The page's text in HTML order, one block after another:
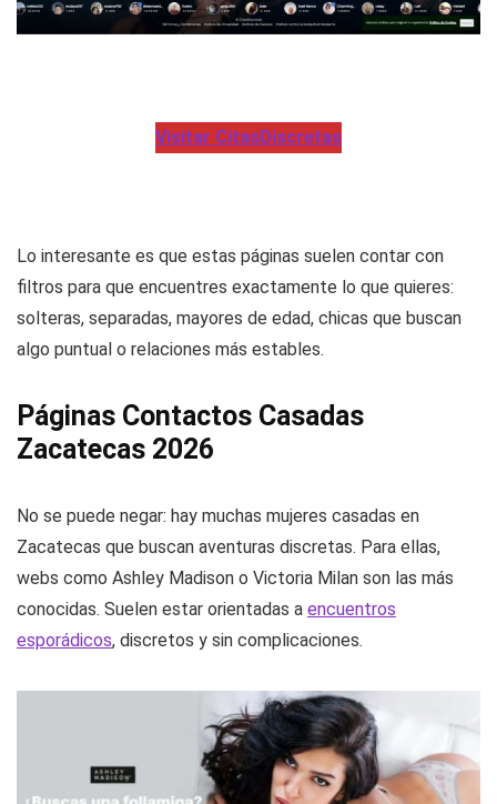
Visitar CitasDiscretas
Lo interesante es que estas páginas suelen contar con
filtros para que encuentres exactamente lo que quieres:
solteras, separadas, mayores de edad, chicas que buscan
algo puntual o relaciones más estables.
Páginas Contactos Casadas
Zacatecas 2026
No se puede negar: hay muchas mujeres casadas en
Zacatecas que buscan aventuras discretas. Para ellas,
webs como Ashley Madison o Victoria Milan son las más
conocidas. Suelen estar orientadas a encuentros
esporádicos, discretos y sin complicaciones.